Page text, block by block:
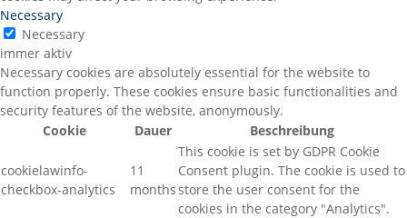
Necessary
Necessary
immer aktiv
Necessary cookies are absolutely essential for the website to
function properly. These cookies ensure basic functionalities and
security features of the website, anonymously.
Cookie
Dauer Beschreibung
cookielawinfo-
checkbox-analytics
11
months
This cookie is set by GDPR Cookie
Consent plugin. The cookie is used to
store the user consent for the
cookies in the category "Analytics".